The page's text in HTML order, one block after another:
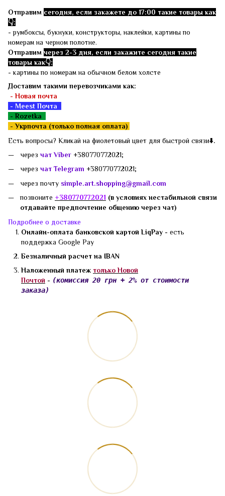
Отправим сегодня, если закажете до 17:00 такие товары как
👇:
- румбоксы, букнуки, конструкторы, наклейки, картины по
номерам на черном полотне.
Отправим через 2-3 дня, если закажите сегодня такие
товары как👇:
- картины по номерам на обычном белом холсте
Доставим такими перевозчиками как:
- Новая почта
- Meest Почта
- Rozetka
-Укрпочта (только полная оплата)
Есть вопросы? Кликай на фиолетовый цвет для быстрой связи⬇️.
через чат Viber +380770772021;
через чат Telegram +380770772021;
через почту simple.art.shopping@gmail.com
позвоните +380770772021 (в условиях нестабильной связи
отдавайте предпочтение общению через чат)
Подробнее о доставке
Онлайн-оплата банковской картой LiqPay - есть
поддержка Google Pay
Безналичный расчет на IBAN
Наложенный платеж только Новой
Почтой - (комиссия 20 грн + 2% от стоимости
заказа)